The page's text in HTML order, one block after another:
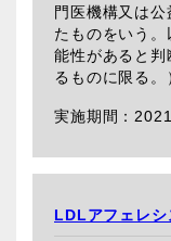
門医機構又は
たものをいう
能性があると
るものに限る。
LDLアフェレシ